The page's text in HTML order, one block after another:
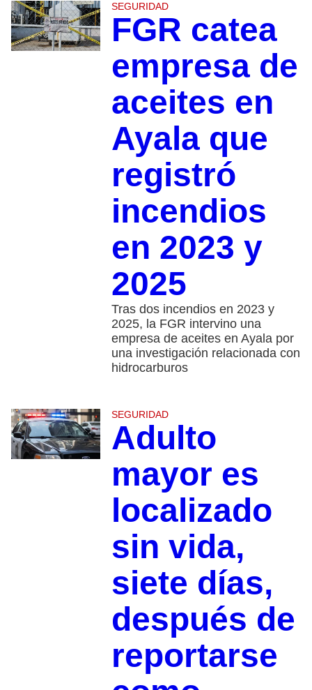
SEGURIDAD
FGR catea
empresa de
aceites en
Ayala que
registró
incendios
en 2023 y
2025
Tras dos incendios en 2023 y
2025, la FGR intervino una
empresa de aceites en Ayala por
una investigación relacionada con
hidrocarburos
SEGURIDAD
Adulto
mayor es
localizado
sin vida,
siete días,
después de
reportarse